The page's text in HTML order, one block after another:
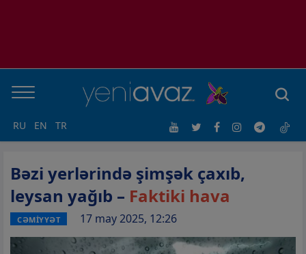
RU EN TR
Bəzi yerlərində şimşək çaxıb,
leysan yağıb – Faktiki hava
CƏMİYYƏT 17 may 2025, 12:26